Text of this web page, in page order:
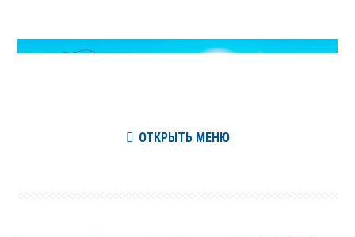
ОТКРЫТЬ МЕНЮ